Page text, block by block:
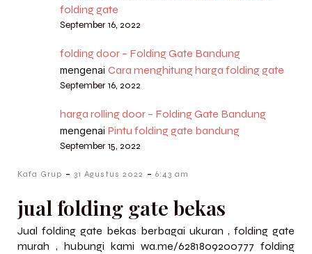
folding gate
September 16, 2022
folding door – Folding Gate Bandung
mengenai Cara menghitung harga folding gate
September 16, 2022
harga rolling door – Folding Gate Bandung
mengenai Pintu folding gate bandung
September 15, 2022
Kafa Grup - 31 Agustus 2022 - 6:43 am
jual folding gate bekas
Jual folding gate bekas berbagai ukuran , folding gate
murah , hubungi kami wa.me/6281809200777 folding